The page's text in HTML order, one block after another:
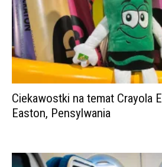
Ciekawostki na temat Crayola
Easton, Pensylwania